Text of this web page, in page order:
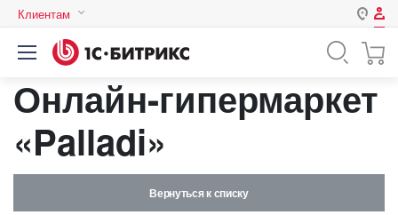
Клиентам
Казахстан
Беларусь
Авторизация
Пароль
Онлайн-гипермаркет
«Palladi»
Вернуться к списку